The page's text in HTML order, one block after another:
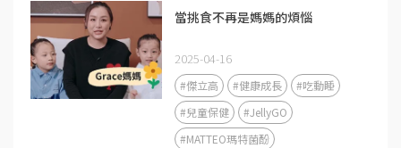
當挑食不再是媽媽的煩惱
2025-04-16
#傑立高 #健康成長
#吃動睡
#兒童保健
#JellyGO
#MATTEO瑪特菌酚